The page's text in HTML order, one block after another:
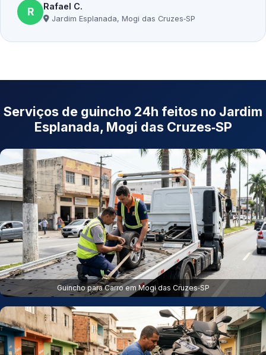
R Rafael C.
Jardim Esplanada, Mogi das Cruzes‑SP
Serviços de guincho 24h feitos no Jardim
Esplanada, Mogi das Cruzes‑SP
Guincho para Carro em Mogi das Cruzes‑SP